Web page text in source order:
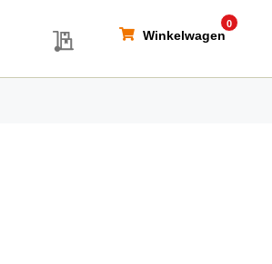
Winkelwagen
0
My Quote